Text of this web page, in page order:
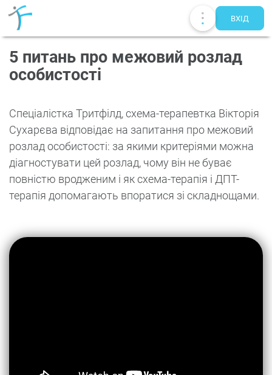
ВХIД
5 питань про межовий розлад
особистості
Спеціалістка Тритфілд, схема-терапевтка Вікторія
Сухарєва відповідає на запитання про межовий
розлад особистості: за якими критеріями можна
діагностувати цей розлад, чому він не буває
повністю вродженим і як схема-терапія і ДПТ-
терапія допомагають впоратися зі складнощами.